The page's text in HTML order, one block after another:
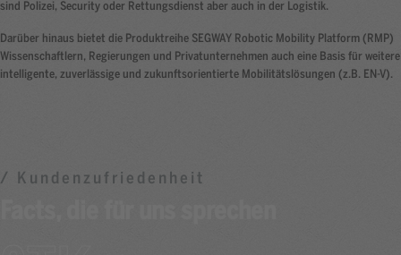
sind Polizei, Security oder Rettungsdienst aber auch in der Logistik.
Darüber hinaus bietet die Produktreihe SEGWAY Robotic Mobility Platform (RMP)
Wissenschaftlern, Regierungen und Privatunternehmen auch eine Basis für weitere
intelligente, zuverlässige und zukunftsorientierte Mobilitätslösungen (z.B. EN-V).
/ Kundenzufriedenheit